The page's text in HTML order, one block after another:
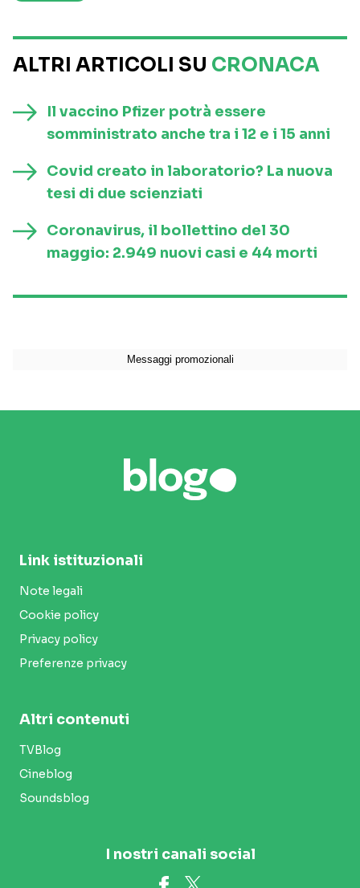
ALTRI ARTICOLI SU CRONACA
Il vaccino Pfizer potrà essere
somministrato anche tra i 12 e i 15 anni
Covid creato in laboratorio? La nuova
tesi di due scienziati
Coronavirus, il bollettino del 30
maggio: 2.949 nuovi casi e 44 morti
Link istituzionali
Note legali
Cookie policy
Privacy policy
Preferenze privacy
Altri contenuti
TVBlog
Cineblog
Soundsblog
I nostri canali social